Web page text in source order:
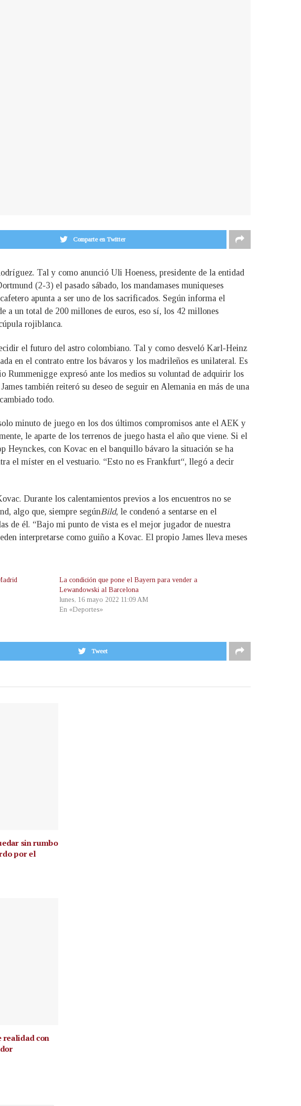
Comparte en Twitter
Tal y como anunció Uli Hoeness, presidente de la entidad
(2-3) el pasado sábado, los mandamases muniqueses
apunta a ser uno de los sacrificados. Según informa el
a un total de 200 millones de euros, eso sí, los 42 millones
rojiblanca.
el futuro del astro colombiano. Tal y como desveló Karl-Heinz
en el contrato entre los bávaros y los madrileños es unilateral. Es
Rummenigge expresó ante los medios su voluntad de adquirir los
también reiteró su deseo de seguir en Alemania en más de una
todo.
minuto de juego en los dos últimos compromisos ante el AEK y
le aparte de los terrenos de juego hasta el año que viene. Si el
Heynckes, con Kovac en el banquillo bávaro la situación se ha
el míster en el vestuario. “Esto no es Frankfurt“, llegó a decir
Durante los calentamientos previos a los encuentros no se
algo que, siempre segúnBild, le condenó a sentarse en el
de él. “Bajo mi punto de vista es el mejor jugador de nuestra
interpretarse como guiño a Kovac. El propio James lleva meses
La condición que pone el Bayern para vender a
Lewandowski al Barcelona
lunes, 16 mayo 2022 11:09 AM
En «Deportes»
Tweet
sin rumbo
por el
realidad con